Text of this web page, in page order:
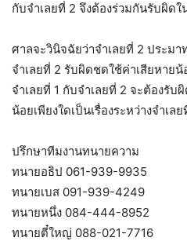
กับจำเลยที่ 2 จึงต้องร่วมกันรับผิด
ศาลจะวินิจฉัยว่าจำเลยที่ 2 ประมา
จำเลยที่ 2 รับผิดชดใช้ค่าเสียหาย
จำเลยที่ 1 กับจำเลยที่ 2 จะต้องรับ
น้อยเพียงใดเป็นเรื่องระหว่างจำเล
ปรึกษาทีมงานทนายความ
ทนายอธิป 061-939-9935
ทนายเบส 091-939-4249
ทนายหนึ่ง 084-444-8952
ทนายตี๋ใหญ่ 088-021-7716